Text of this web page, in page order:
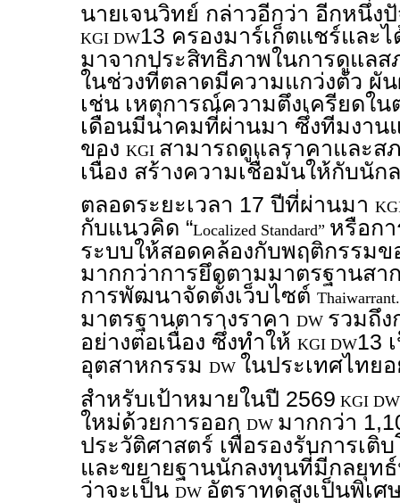
นายเจนวิทย์ กล่าวอีกว่า อีกหนึ่
KGI DW13 ครองมาร์เก็ตแชร์และ
มาจากประสิทธิภาพในการดูแลส
ในช่วงที่ตลาดมีความแกว่งตัว ผั
เช่น เหตุการณ์ความตึงเครียดใ
เดือนมีนาคมที่ผ่านมา ซึ่งทีมงาน
ของ KGI สามารถดูแลราคาและส
เนื่อง สร้างความเชื่อมั่นให้กับนัก
ตลอดระยะเวลา 17 ปีที่ผ่านมา
กับแนวคิด “Localized Standard” หรือก
ระบบให้สอดคล้องกับพฤติกรรมข
มากกว่าการยึดตามมาตรฐานสา
การพัฒนาจัดตั้งเว็บไซต์
มาตรฐานตารางราคา DW รวมถึ
อย่างต่อเนื่อง ซึ่งทำให้ KGI DW13
อุตสาหกรรม DW ในประเทศไทย
สำหรับเป้าหมายในปี 2569 KGI DW
ใหม่ด้วยการออก DW มากกว่า
ประวัติศาสตร์ เพื่อรองรับการเติ
และขยายฐานนักลงทุนที่มีกลยุท
ว่าจะเป็น DW อัตราทดสูงเป็นพิเ